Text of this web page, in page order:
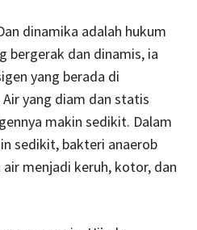
dinamika adalah hukum
bergerak dan dinamis, ia
yang berada di
yang diam dan statis
makin sedikit. Dalam
sedikit, bakteri anaerob
menjadi keruh, kotor, dan